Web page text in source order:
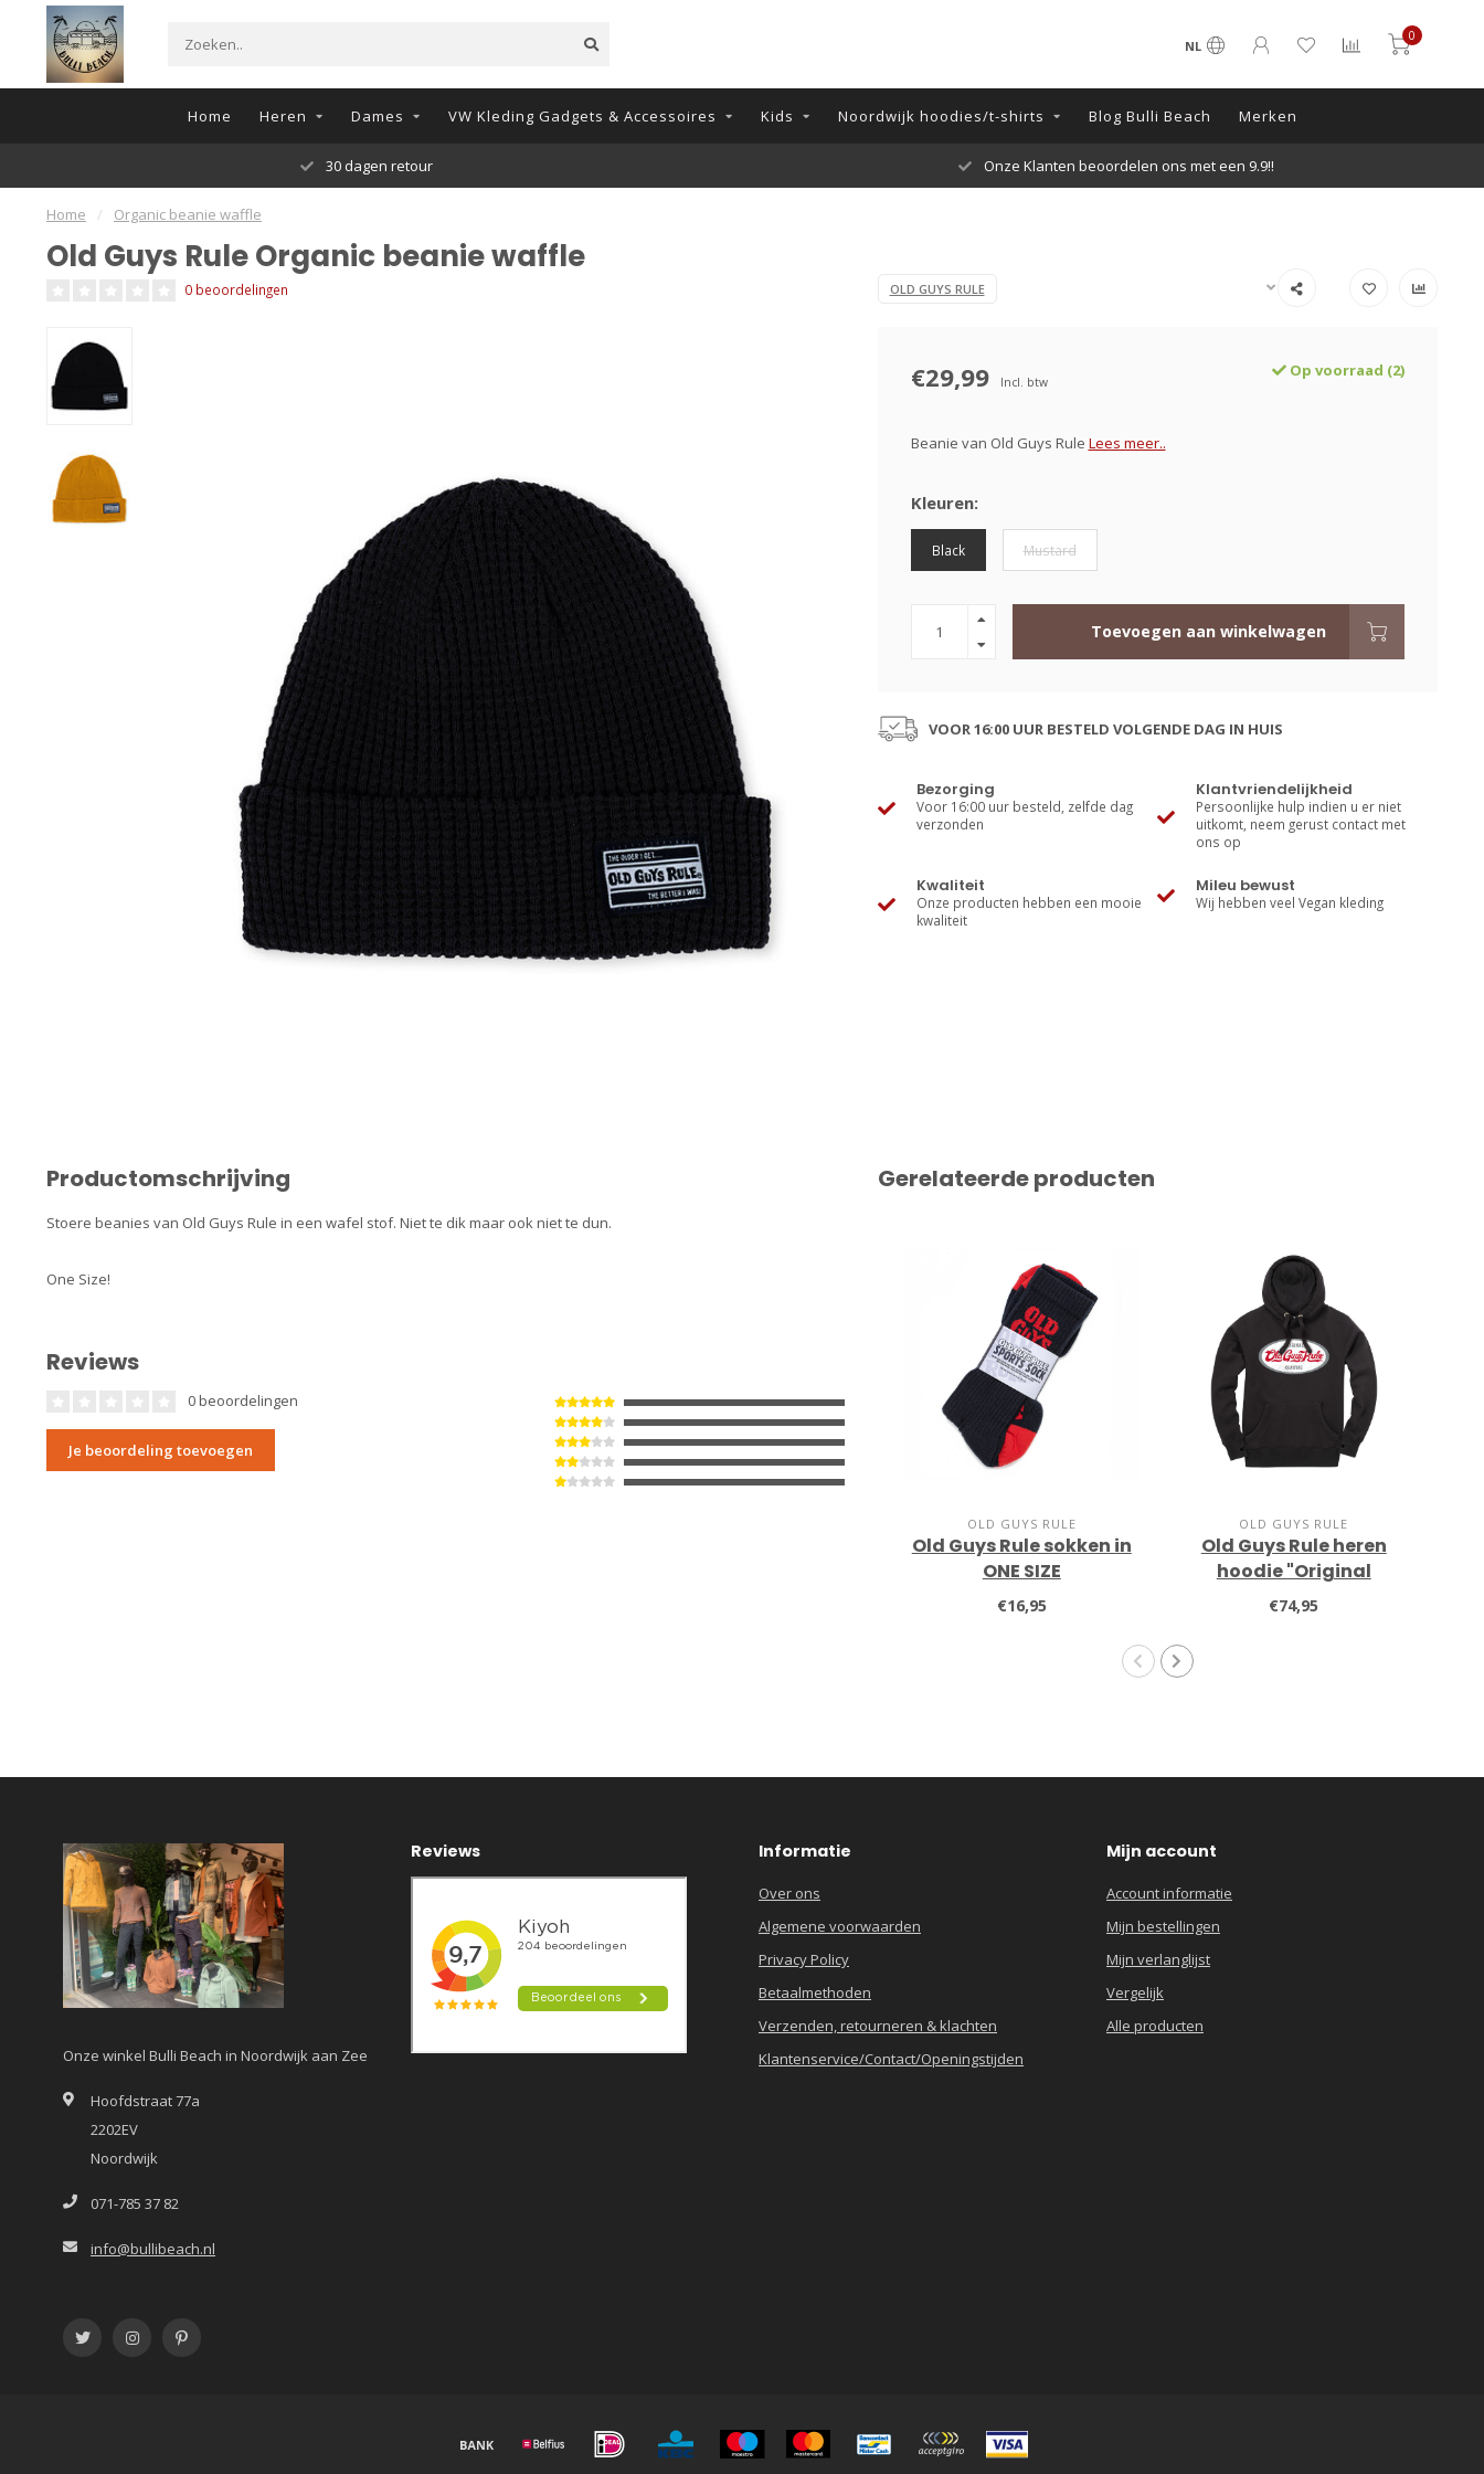
NL
0
Home Heren Dames VW Kleding Gadgets & Accessoires Kids Noordwijk hoodies/t-shirts Blog Bulli Beach Merken
30 dagen retour Onze Klanten beoordelen ons met een 9.9!!
Home / Organic beanie waffle
Old Guys Rule Organic beanie waffle
0 beoordelingen OLD GUYS RULE
€29,99 Incl. btw
Op voorraad (2)
Beanie van Old Guys Rule Lees meer..
Kleuren:
Black Mustard
Toevoegen aan winkelwagen
VOOR 16:00 UUR BESTELD VOLGENDE DAG IN HUIS
Bezorging
Voor 16:00 uur besteld, zelfde dag
verzonden
Klantvriendelijkheid
Persoonlijke hulp indien u er niet
uitkomt, neem gerust contact met
ons op
Kwaliteit
Onze producten hebben een mooie
kwaliteit
Mileu bewust
Wij hebben veel Vegan kleding
Productomschrijving
Stoere beanies van Old Guys Rule in een wafel stof. Niet te dik maar ook niet te dun.
One Size!
Reviews
0 beoordelingen
Je beoordeling toevoegen
Gerelateerde producten
OLD GUYS RULE
Old Guys Rule sokken in
ONE SIZE
€16,95
OLD GUYS RULE
Old Guys Rule heren
hoodie "Original
Classic" black
€74,95
Onze winkel Bulli Beach in Noordwijk aan Zee
Hoofdstraat 77a
2202EV
Noordwijk
071-785 37 82
info@bullibeach.nl
Reviews Informatie
Over ons
Algemene voorwaarden
Privacy Policy
Betaalmethoden
Verzenden, retourneren & klachten
Klantenservice/Contact/Openingstijden
Mijn account
Account informatie
Mijn bestellingen
Mijn verlanglijst
Vergelijk
Alle producten